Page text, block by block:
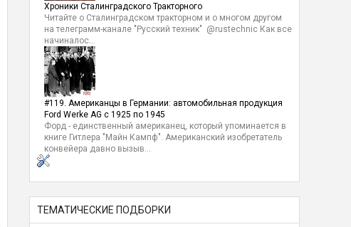
Хроники Сталинградского Тракторного
Читайте о Сталинградском тракторном и о многом другом
на телеграмм-канале "Русский техник" @rustechnic Как все
начиналос...
#119. Американцы в Германии: автомобильная продукция
Ford Werke AG с 1925 по 1945
Форд - единственный американец, который упоминается в
книге Гитлера "Майн Кампф". Американский изобретатель
конвейера давно вызыв...
ТЕМАТИЧЕСКИЕ ПОДБОРКИ